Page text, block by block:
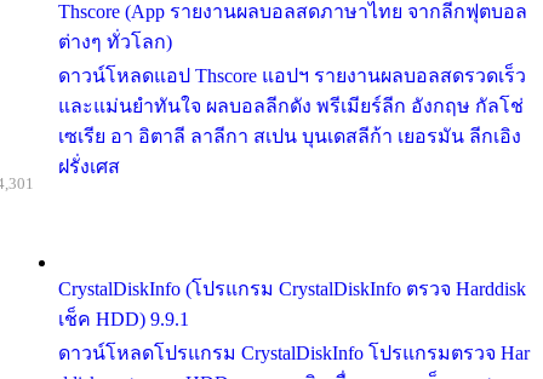
Thscore (App รายงานผลบอลสดภาษาไทย จากลีกฟุตบอล
ต่างๆ ทั่วโลก)
ดาวน์โหลดแอป Thscore แอปฯ รายงานผลบอลสดรวดเร็ว
และแม่นยำทันใจ ผลบอลลีกดัง พรีเมียร์ลีก อังกฤษ กัลโช่
เซเรีย อา อิตาลี ลาลีกา สเปน บุนเดสลีก้า เยอรมัน ลีกเอิง
ฝรั่งเศส
CrystalDiskInfo (โปรแกรม CrystalDiskInfo ตรวจ Harddisk
เช็ค HDD) 9.9.1
ดาวน์โหลดโปรแกรม CrystalDiskInfo โปรแกรมตรวจ Har